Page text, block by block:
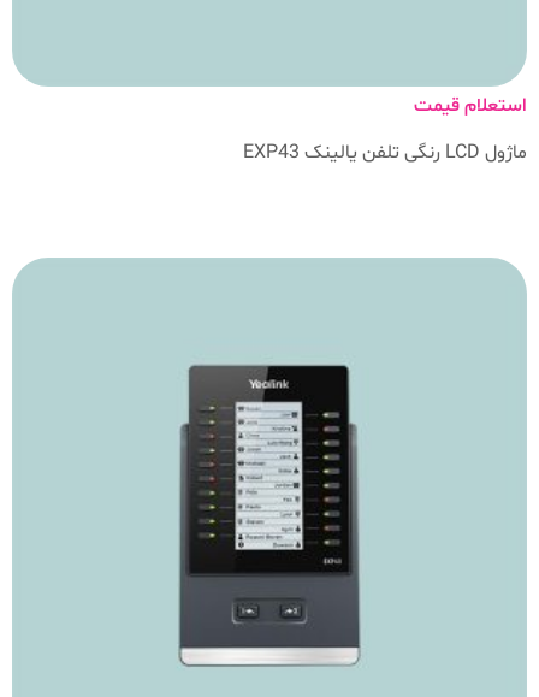
استعلام قیمت
ماژول LCD رنگی تلفن یالینک EXP43